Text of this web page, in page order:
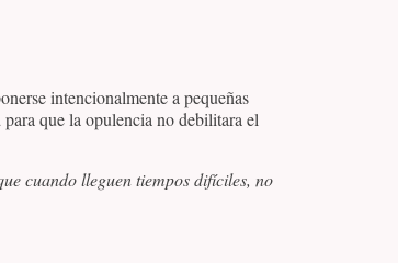
intencionalmente a pequeñas
que la opulencia no debilitara el
cuando lleguen tiempos difíciles, no